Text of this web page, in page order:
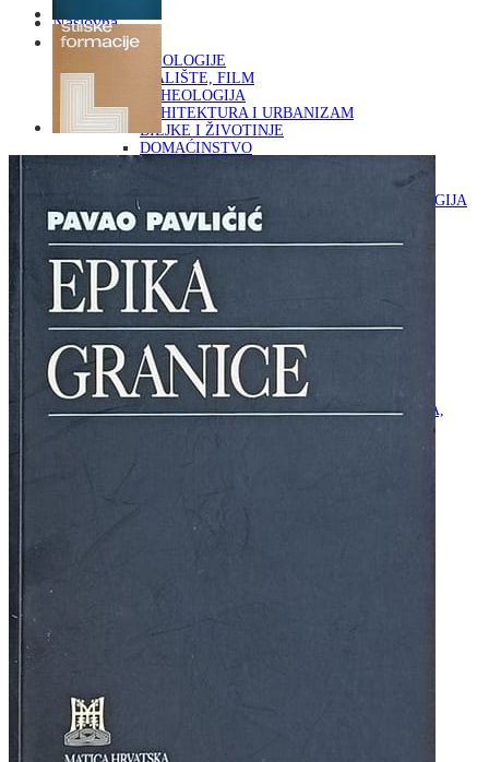
Naslovna
KNJIGE
OD ARHEOLOGIJE
DO KAZALIŠTE, FILM
ARHEOLOGIJA
ARHITEKTURA I URBANIZAM
BILJKE I ŽIVOTINJE
DOMAĆINSTVO
FILOZOFIJA, SOCIOLOGIJA, ANTROPOLOGIJA
FOTOGRAFIJA
GLAZBENA UMJETNOST
KAZALIŠTE, FILM
OD KNJIŽEVNOST
DO RELIGIJA
KNJIŽEVNOST
LIKOVNA UMJETNOST
LJEKOVITO BILJE I ZDRAVLJE
MITOLOGIJA
POVIJEST I PUBLICISTIKA
PRIRODNE ZNANOSTI
PSIHOLOGIJA, POPULARNA PSIHOLOGIJA,
ZEMLJOVIDI
O nama
Novosti
AKCIJA
Pretraži: